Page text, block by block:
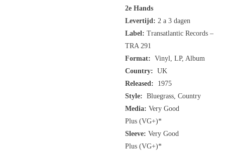
2e Hands
Levertijd: 2 a 3 dagen
Label: Transatlantic Records ‎–
TRA 291
Format: Vinyl, LP, Album
Country: UK
Released: 1975
Style: Bluegrass, Country
Media: Very Good
Plus (VG+)*
Sleeve: Very Good
Plus (VG+)*